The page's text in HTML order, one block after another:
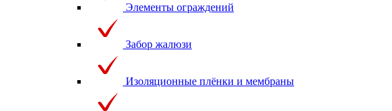
Элементы ограждений
Забор жалюзи
Изоляционные плёнки и мембраны